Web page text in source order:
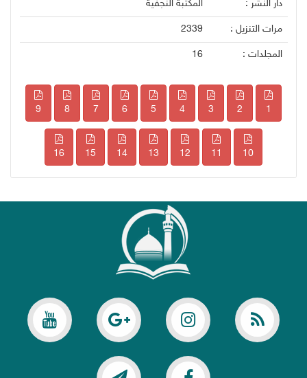
دار النشر : المكتبة النجفية
مرات التنزيل : 2339
المجلدات : 16
1
2
3
4
5
6
7
8
9
10
11
12
13
14
15
16